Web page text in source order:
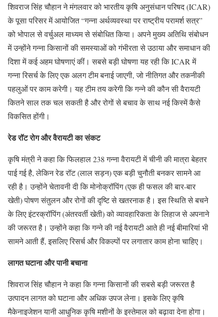
शिवराज सिंह चौहान ने मंगलवार को भारतीय कृषि अनुसंधान परिषद (ICAR)
के पूसा परिसर में आयोजित “गन्ना अर्थव्यवस्था पर राष्ट्रीय परामर्श सत्र”
को भोपाल से वर्चुअल माध्यम से संबोधित किया। अपने मुख्य अतिथि संबोधन
में उन्होंने गन्ना किसानों की समस्याओं को गंभीरता से उठाया और समाधान की
दिशा में कई अहम घोषणाएं कीं। सबसे बड़ी घोषणा यह रही कि ICAR में
गन्ना रिसर्च के लिए एक अलग टीम बनाई जाएगी, जो नीतिगत और तकनीकी
पहलुओं पर काम करेगी। यह टीम तय करेगी कि गन्ने की कौन सी वैरायटी
कितने साल तक चल सकती है और रोगों से बचाव के साथ नई किस्में कैसे
विकसित होंगी।
रेड रॉट रोग और वैरायटी का संकट
कृषि मंत्री ने कहा कि फिलहाल 238 गन्ना वैरायटी में चीनी की मात्रा बेहतर
पाई गई है, लेकिन रेड रॉट (लाल सड़न) एक बड़ी चुनौती बनकर सामने आ
रही है। उन्होंने चेतावनी दी कि मोनोक्रॉपिंग (एक ही फसल की बार-बार
खेती) पोषण संतुलन और रोगों की दृष्टि से खतरनाक है। इस स्थिति से बचने
के लिए इंटरक्रॉपिंग (अंतरवर्ती खेती) को व्यावहारिकता के लिहाज से अपनाने
की जरूरत है। उन्होंने कहा कि गन्ने की नई वैरायटी आते ही नई बीमारियां भी
सामने आती हैं, इसलिए रिसर्च और विकल्पों पर लगातार काम होना चाहिए।
लागत घटाना और पानी बचाना
शिवराज सिंह चौहान ने कहा कि गन्ना किसानों की सबसे बड़ी जरूरत है
उत्पादन लागत को घटाना और अधिक उपज लेना। इसके लिए कृषि
मैकेनाइजेशन यानी आधुनिक कृषि मशीनों के इस्तेमाल को बढ़ावा देना होगा।